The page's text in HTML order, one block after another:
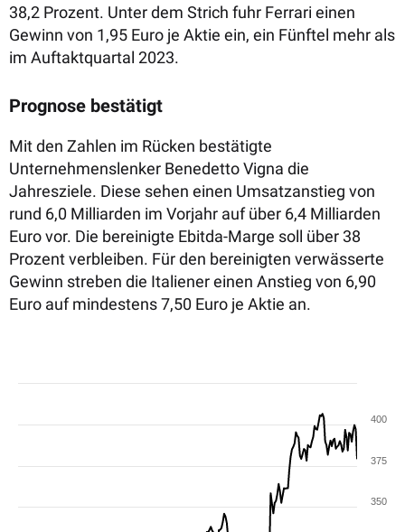
38,2 Prozent. Unter dem Strich fuhr Ferrari einen
Gewinn von 1,95 Euro je Aktie ein, ein Fünftel mehr als
im Auftaktquartal 2023.
Prognose bestätigt
Mit den Zahlen im Rücken bestätigte
Unternehmenslenker Benedetto Vigna die
Jahresziele. Diese sehen einen Umsatzanstieg von
rund 6,0 Milliarden im Vorjahr auf über 6,4 Milliarden
Euro vor. Die bereinigte Ebitda-Marge soll über 38
Prozent verbleiben. Für den bereinigten verwässerte
Gewinn streben die Italiener einen Anstieg von 6,90
Euro auf mindestens 7,50 Euro je Aktie an.
350
375
400